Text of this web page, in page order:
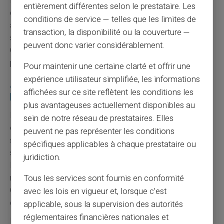
des tiers non autorisés. Le chiffrement des données
assure leur protection lors des échanges. Card Veritas
s'engage à respecter la vie privée de ses utilisateurs.
Cette protection contraste avec certaines pratiques de
partage de données bancaires.
Avantages spécifiques pour les non-
bancarisés
inclusion financièreconstitue l'objectif principal de
ces solutions alternatives. Les personnes exclues du
système bancaire traditionnel retrouvent un accès aux
services essentiels. Cette démocratisation favorise
l'intégration sociale et professionnelle. L'accès aux
moyens de paiement modernes devient un droit effectif.
Card Veritas participe activement à cette mission
d'inclusion financière.
simplicité administrativeréduit considérablement
entièrement différentes selon le prestataire. Les
conditions de service — telles que les limites de
transaction, la disponibilité ou la couverture —
peuvent donc varier considérablement.
Pour maintenir une certaine clarté et offrir une
expérience utilisateur simplifiée, les informations
affichées sur ce site reflètent les conditions les
plus avantageuses actuellement disponibles au
sein de notre réseau de prestataires. Elles
peuvent ne pas représenter les conditions
spécifiques applicables à chaque prestataire ou
juridiction.
Tous les services sont fournis en conformité
avec les lois en vigueur et, lorsque c’est
applicable, sous la supervision des autorités
réglementaires financières nationales et